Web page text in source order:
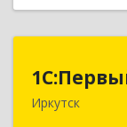
Иркутск
664007,